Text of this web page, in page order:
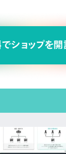
ショップを開